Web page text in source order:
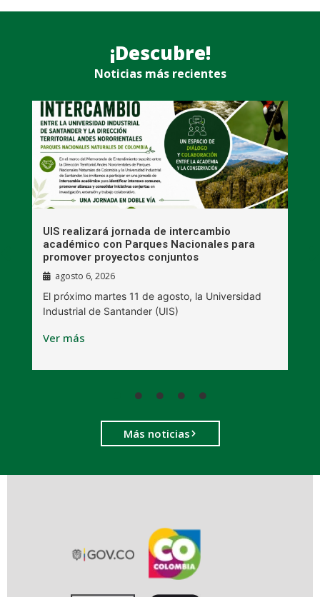
¡Descubre!
Noticias más recientes
UIS realizará jornada de intercambio
académico con Parques Nacionales para
promover proyectos conjuntos
agosto 6, 2026
El próximo martes 11 de agosto, la Universidad
Industrial de Santander (UIS)
Ver más
Más noticias